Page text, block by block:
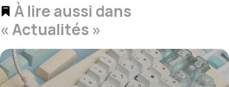
À lire aussi dans
« Actualités »